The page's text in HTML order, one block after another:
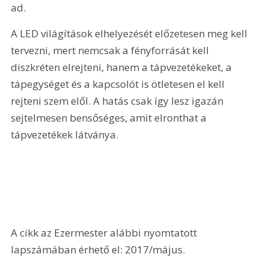
ad.
A LED világítások elhelyezését előzetesen meg kell
tervezni, mert nemcsak a fényforrását kell
diszkréten elrejteni, hanem a tápvezetékeket, a
tápegységet és a kapcsolót is ötletesen el kell
rejteni szem elől. A hatás csak így lesz igazán
sejtelmesen bensőséges, amit elronthat a
tápvezetékek látványa.
A cikk az Ezermester alábbi nyomtatott
lapszámában érhető el: 2017/május.